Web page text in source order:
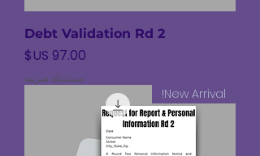
Debt Validation Rd 2
السعر
مستثناة ضريبة
New Arrival!